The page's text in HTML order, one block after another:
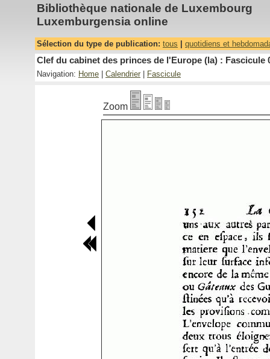
Bibliothèque nationale de Luxembourg
Luxemburgensia online
Sélection du type de publication: tous quotidiens et
Clef du cabinet des princes de l'Europe (la) : Fascicule
Navigation: Home Calendrier Fascicule
Zoom